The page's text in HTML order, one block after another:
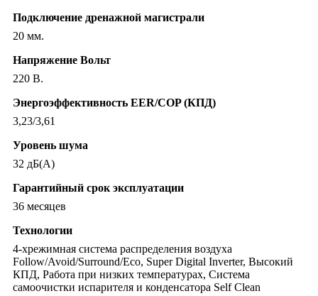
Подключение дренажной магистрали
20 мм.
Напряжение Вольт
220 В.
Энергоэффективность EER/COP (КПД)
3,23/3,61
Уровень шума
32 дБ(А)
Гарантийный срок эксплуатации
36 месяцев
Технологии
4-хрежимная система распределения воздуха
Follow/Avoid/Surround/Eco, Super Digital Inverter, Высокий
КПД, Работа при низких температурах, Система
самоочистки испарителя и конденсатора Self Clean